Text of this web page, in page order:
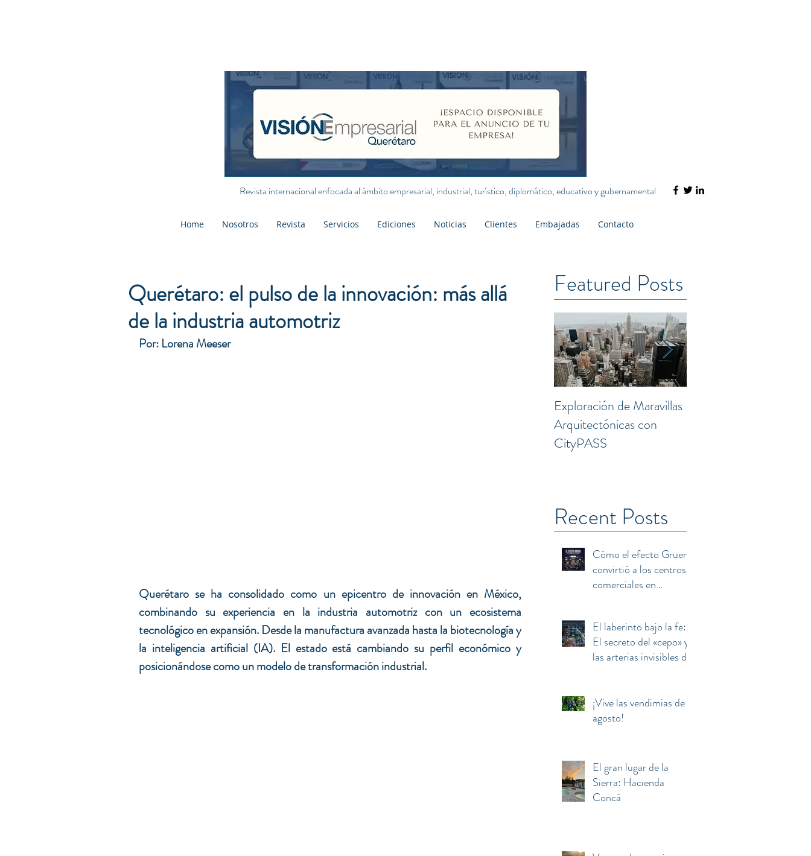
Revista internacional enfocada al ámbito empresarial, industrial, turístico, diplomático, educativo y gubernamental
Home Nosotros Revista Servicios Ediciones Noticias Clientes Embajadas Contacto
Querétaro: el pulso de la innovación: más allá
de la industria automotriz
Por: Lorena Meeser
Querétaro se ha consolidado como un epicentro de innovación en México,
combinando su experiencia en la industria automotriz con un ecosistema
tecnológico en expansión. Desde la manufactura avanzada hasta la biotecnología y
la inteligencia artificial (IA). El estado está cambiando su perfil económico y
posicionándose como un modelo de transformación industrial.
Featured Posts
Exploración de Maravillas
Arquitectónicas con
CityPASS
Recent Posts
Cómo el efecto Gruen
convirtió a los centros
comerciales en
del consumidor
El laberinto bajo la fe:
El secreto del «cepo» y
las arterias invisibles de
¡Vive las vendimias de
agosto!
El gran lugar de la
Sierra: Hacienda
Concá